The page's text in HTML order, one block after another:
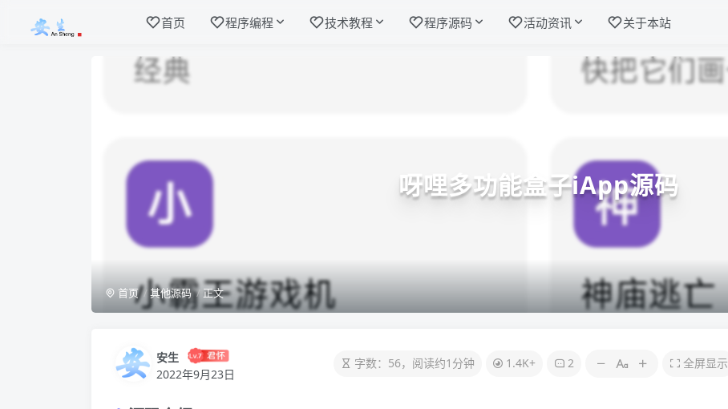
首页 程序编程 技术教程 程序源码 活动资讯 关于本站
呀哩多功能盒子iApp源码
首页 其他源码 正文
安生
2022年9月23日
字数：56，阅读约1分钟 1.4K+ 2 全屏显示